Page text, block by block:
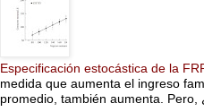
Especificación estocástica de la
medida que aumenta el ingreso
promedio, también aumenta. Pero,